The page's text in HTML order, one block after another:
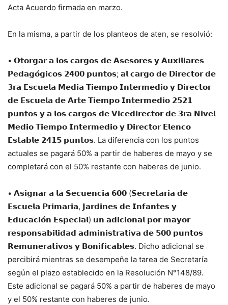
Acta Acuerdo firmada en marzo.
En la misma, a partir de los planteos de aten, se resolvió:
• 𝗢𝘁𝗼𝗿𝗴𝗮𝗿 𝗮 𝗹𝗼𝘀 𝗰𝗮𝗿𝗴𝗼𝘀 𝗱𝗲 𝗔𝘀𝗲𝘀𝗼𝗿𝗲𝘀 𝘆 𝗔𝘂𝘅𝗶𝗹𝗶𝗮𝗿𝗲𝘀
𝗣𝗲𝗱𝗮𝗴𝗼́𝗴𝗶𝗰𝗼𝘀 𝟮𝟰𝟬𝟬 𝗽𝘂𝗻𝘁𝗼𝘀; 𝗮𝗹 𝗰𝗮𝗿𝗴𝗼 𝗱𝗲 𝗗𝗶𝗿𝗲𝗰𝘁𝗼𝗿 𝗱𝗲
𝟯𝗿𝗮 𝗘𝘀𝗰𝘂𝗲𝗹𝗮 𝗠𝗲𝗱𝗶𝗮 𝗧𝗶𝗲𝗺𝗽𝗼 𝗜𝗻𝘁𝗲𝗿𝗺𝗲𝗱𝗶𝗼 𝘆 𝗗𝗶𝗿𝗲𝗰𝘁𝗼𝗿
𝗱𝗲 𝗘𝘀𝗰𝘂𝗲𝗹𝗮 𝗱𝗲 𝗔𝗿𝘁𝗲 𝗧𝗶𝗲𝗺𝗽𝗼 𝗜𝗻𝘁𝗲𝗿𝗺𝗲𝗱𝗶𝗼 𝟮𝟱𝟮𝟭
𝗽𝘂𝗻𝘁𝗼𝘀 𝘆 𝗮 𝗹𝗼𝘀 𝗰𝗮𝗿𝗴𝗼𝘀 𝗱𝗲 𝗩𝗶𝗰𝗲𝗱𝗶𝗿𝗲𝗰𝘁𝗼𝗿 𝗱𝗲 𝟯𝗿𝗮 𝗡𝗶𝘃𝗲𝗹
𝗠𝗲𝗱𝗶𝗼 𝗧𝗶𝗲𝗺𝗽𝗼 𝗜𝗻𝘁𝗲𝗿𝗺𝗲𝗱𝗶𝗼 𝘆 𝗗𝗶𝗿𝗲𝗰𝘁𝗼𝗿 𝗘𝗹𝗲𝗻𝗰𝗼
𝗘𝘀𝘁𝗮𝗯𝗹𝗲 𝟮𝟰𝟭𝟱 𝗽𝘂𝗻𝘁𝗼𝘀. La diferencia con los puntos
actuales se pagará 50% a partir de haberes de mayo y se
completará con el 50% restante con haberes de junio.
• 𝗔𝘀𝗶𝗴𝗻𝗮𝗿 𝗮 𝗹𝗮 𝗦𝗲𝗰𝘂𝗲𝗻𝗰𝗶𝗮 𝟲𝟬𝟬 (𝗦𝗲𝗰𝗿𝗲𝘁𝗮𝗿𝗶𝗮 𝗱𝗲
𝗘𝘀𝗰𝘂𝗲𝗹𝗮 𝗣𝗿𝗶𝗺𝗮𝗿𝗶𝗮, 𝗝𝗮𝗿𝗱𝗶𝗻𝗲𝘀 𝗱𝗲 𝗜𝗻𝗳𝗮𝗻𝘁𝗲𝘀 𝘆
𝗘𝗱𝘂𝗰𝗮𝗰𝗶𝗼́𝗻 𝗘𝘀𝗽𝗲𝗰𝗶𝗮𝗹) 𝘂𝗻 𝗮𝗱𝗶𝗰𝗶𝗼𝗻𝗮𝗹 𝗽𝗼𝗿 𝗺𝗮𝘆𝗼𝗿
𝗿𝗲𝘀𝗽𝗼𝗻𝘀𝗮𝗯𝗶𝗹𝗶𝗱𝗮𝗱 𝗮𝗱𝗺𝗶𝗻𝗶𝘀𝘁𝗿𝗮𝘁𝗶𝘃𝗮 𝗱𝗲 𝟱𝟬𝟬 𝗽𝘂𝗻𝘁𝗼𝘀
𝗥𝗲𝗺𝘂𝗻𝗲𝗿𝗮𝘁𝗶𝘃𝗼𝘀 𝘆 𝗕𝗼𝗻𝗶𝗳𝗶𝗰𝗮𝗯𝗹𝗲𝘀. Dicho adicional se
percibirá mientras se desempeñe la tarea de Secretaría
según el plazo establecido en la Resolución N°148/89.
Este adicional se pagará 50% a partir de haberes de mayo
y el 50% restante con haberes de junio.